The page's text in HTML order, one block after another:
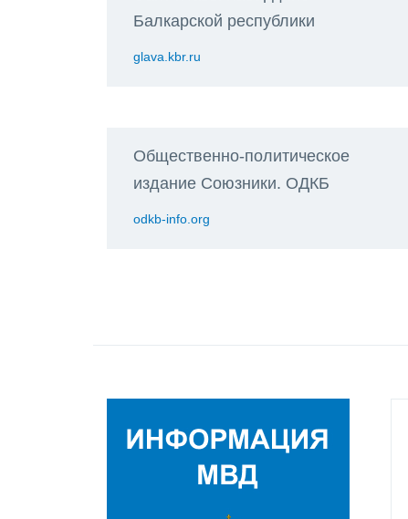
Балкарской республики
glava.kbr.ru
Общественно-политическое
издание Союзники. ОДКБ
odkb-info.org